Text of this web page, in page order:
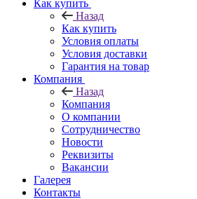
Как купить
Назад
Как купить
Условия оплаты
Условия доставки
Гарантия на товар
Компания
Назад
Компания
О компании
Сотрудничество
Новости
Реквизиты
Вакансии
Галерея
Контакты